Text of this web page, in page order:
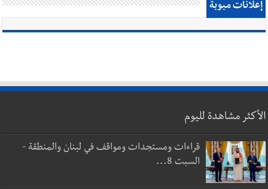
إعلانات مبوبة
الأكثر مشاهدة لليوم
قراءات ومستجدات ومواقف في لبنان والمنطقة -
السبت 8...